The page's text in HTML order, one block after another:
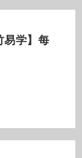
易学】每